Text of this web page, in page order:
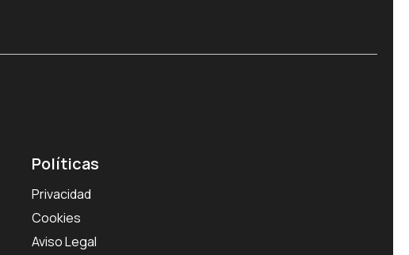
Políticas
Privacidad
Cookies
Aviso Legal